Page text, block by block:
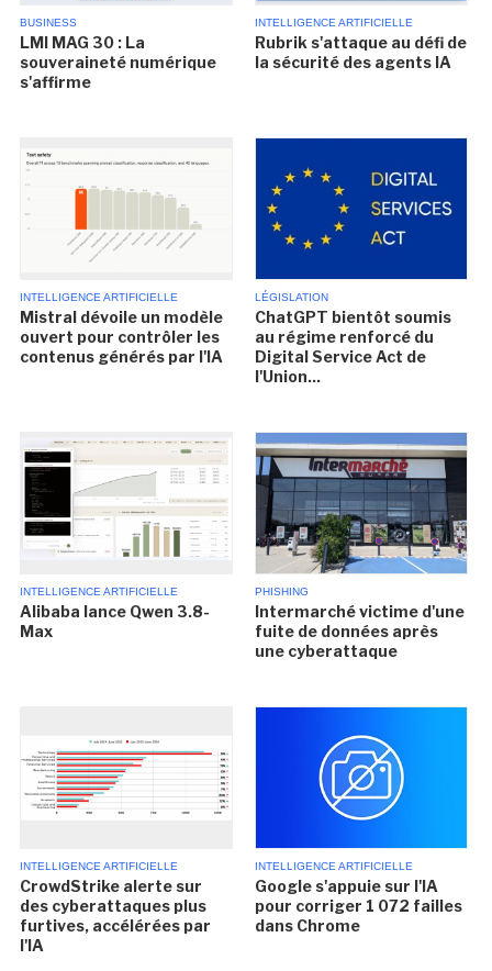
BUSINESS
LMI MAG 30 : La
souveraineté numérique
s'affirme
INTELLIGENCE ARTIFICIELLE
Rubrik s'attaque au défi de
la sécurité des agents IA
INTELLIGENCE ARTIFICIELLE
Mistral dévoile un modèle
ouvert pour contrôler les
contenus générés par l'IA
LÉGISLATION
ChatGPT bientôt soumis
au régime renforcé du
Digital Service Act de
l'Union...
INTELLIGENCE ARTIFICIELLE
Alibaba lance Qwen 3.8-
Max
PHISHING
Intermarché victime d'une
fuite de données après
une cyberattaque
INTELLIGENCE ARTIFICIELLE
CrowdStrike alerte sur
des cyberattaques plus
furtives, accélérées par
l'IA
INTELLIGENCE ARTIFICIELLE
Google s'appuie sur l'IA
pour corriger 1 072 failles
dans Chrome